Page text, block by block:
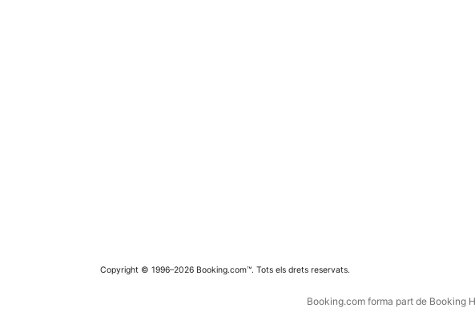
Copyright © 1996–2026 Booking.com™. Tots els drets reservats.
Booking.com forma part de Booking